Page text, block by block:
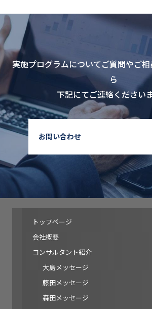
実施プログラムについてご質問やご
ら
下記にてご連絡くださいま
お問い合わせ
トップページ
会社概要
コンサルタント紹介
大島メッセージ
藤田メッセージ
森田メッセージ